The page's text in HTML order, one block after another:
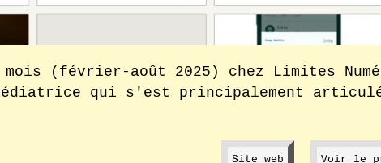
(février-août 2025) chez Limites
qui s'est principalement
Site web LimitesVoir le